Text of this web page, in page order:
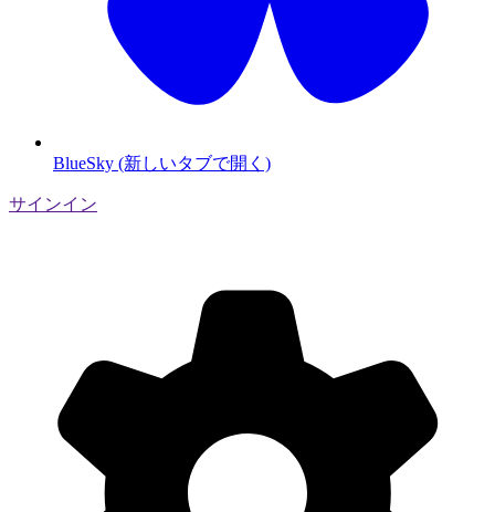
BlueSky (新しいタブで開く)
サインイン